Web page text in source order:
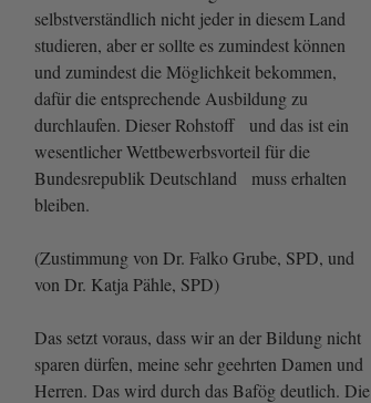
selbstverständlich nicht jeder in diesem Land
studieren, aber er sollte es zumindest können
und zumindest die Möglichkeit bekommen,
dafür die entsprechende Ausbildung zu
durchlaufen. Dieser Rohstoff und das ist ein
wesentlicher Wettbewerbsvorteil für die
Bundesrepublik Deutschland muss erhalten
bleiben.
(Zustimmung von Dr. Falko Grube, SPD, und
von Dr. Katja Pähle, SPD)
Das setzt voraus, dass wir an der Bildung nicht
sparen dürfen, meine sehr geehrten Damen und
Herren. Das wird durch das Bafög deutlich. Die